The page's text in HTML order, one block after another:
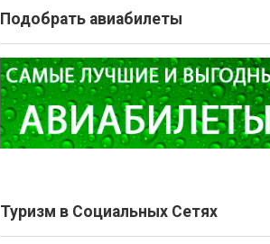
Подобрать авиабилеты
Туризм в Социальных Сетях